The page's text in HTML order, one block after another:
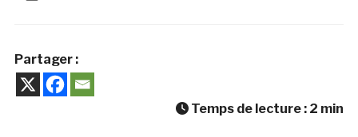
Partager :
Temps de lecture : 2 min